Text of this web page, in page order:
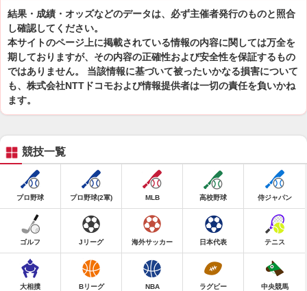
結果・成績・オッズなどのデータは、必ず主催者発行のものと照合
し確認してください。
本サイトのページ上に掲載されている情報の内容に関しては万全を
期しておりますが、その内容の正確性および安全性を保証するもの
ではありません。 当該情報に基づいて被ったいかなる損害について
も、株式会社NTTドコモおよび情報提供者は一切の責任を負いかね
ます。
競技一覧
プロ野球 プロ野球(2軍) MLB 高校野球 侍ジャパン
ゴルフ Jリーグ 海外サッカー 日本代表 テニス
大相撲 Bリーグ NBA ラグビー 中央競馬